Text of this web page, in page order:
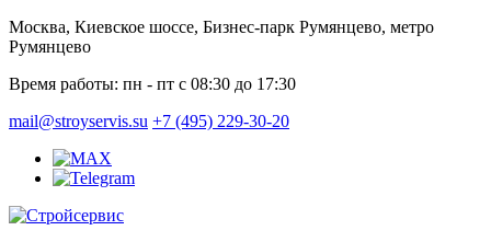
Москва, Киевское шоссе, Бизнес-парк Румянцево, метро
Румянцево
Время работы: пн - пт с 08:30 до 17:30
mail@stroyservis.su +7 (495) 229-30-20